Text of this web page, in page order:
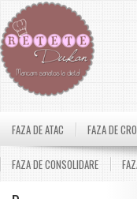
FAZA DE ATAC FAZA DE
FAZA DE CONSOLIDARE